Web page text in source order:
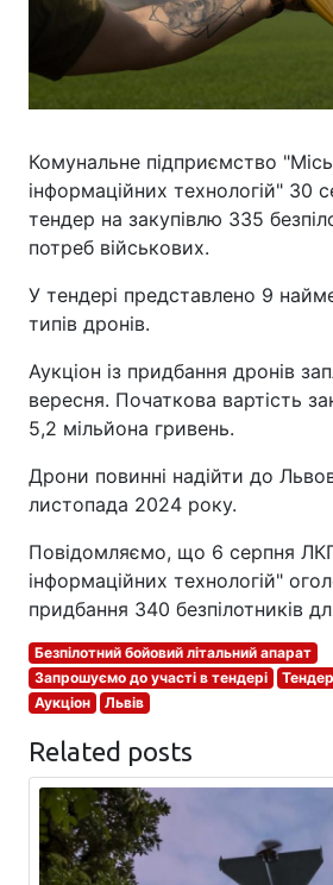
Комунальне підприємство
інформаційних технологій" 30
тендер на закупівлю 335
потреб військових.
У тендері представлено 9
типів дронів.
Аукціон із придбання дронів
вересня. Початкова вартість
5,2 мільйона гривень.
Дрони повинні надійти до
листопада 2024 року.
Повідомляємо, що 6 серпня
інформаційних технологій"
придбання 340 безпілотників
Безпілотний бойовий літальний апарат
Запрошуємо до участі в тендері
Аукціон
Львів
Related posts